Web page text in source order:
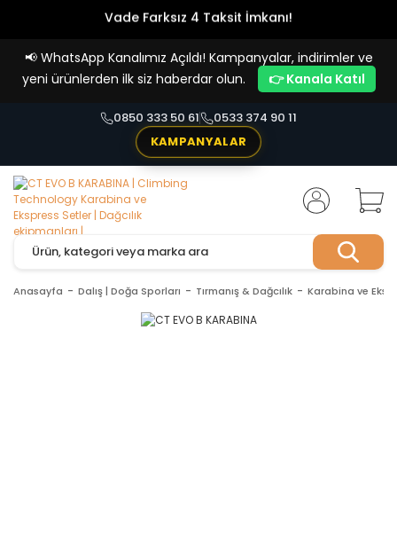
Vade Farksız 4 Taksit İmkanı!
📢 WhatsApp Kanalımız Açıldı! Kampanyalar, indirimler ve
yeni ürünlerden ilk siz haberdar olun.
👉 Kanala Katıl
0850 333 50 61
0533 374 90 11
KAMPANYALAR
Anasayfa Dalış | Doğa Sporları Tırmanış & Dağcılık Karabina ve